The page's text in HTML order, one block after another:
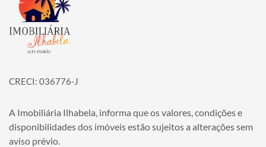
CRECI: 036776-J
A Imobiliária Ilhabela, informa que os valores, condições e
disponibilidades dos imóveis estão sujeitos a alterações sem
aviso prévio.